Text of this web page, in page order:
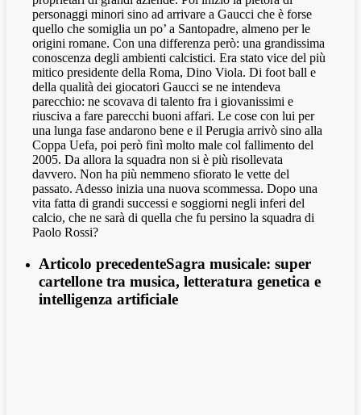
personaggi minori sino ad arrivare a Gaucci che è forse
quello che somiglia un po’ a Santopadre, almeno per le
origini romane. Con una differenza però: una grandissima
conoscenza degli ambienti calcistici. Era stato vice del più
mitico presidente della Roma, Dino Viola. Di foot ball e
della qualità dei giocatori Gaucci se ne intendeva
parecchio: ne scovava di talento fra i giovanissimi e
riusciva a fare parecchi buoni affari. Le cose con lui per
una lunga fase andarono bene e il Perugia arrivò sino alla
Coppa Uefa, poi però finì molto male col fallimento del
2005. Da allora la squadra non si è più risollevata
davvero. Non ha più nemmeno sfiorato le vette del
passato. Adesso inizia una nuova scommessa. Dopo una
vita fatta di grandi successi e soggiorni negli inferi del
calcio, che ne sarà di quella che fu persino la squadra di
Paolo Rossi?
Articolo precedenteSagra musicale: super
cartellone tra musica, letteratura genetica e
intelligenza artificiale